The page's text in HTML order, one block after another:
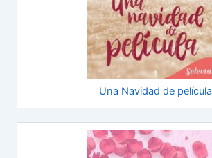
Una Navidad de película